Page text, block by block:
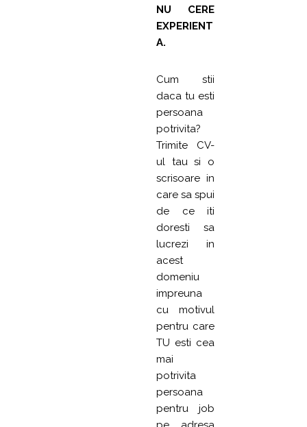
NU CERE
EXPERIENT
A.
Cum stii
daca tu esti
persoana
potrivita?
Trimite CV-
ul tau si o
scrisoare in
care sa spui
de ce iti
doresti sa
lucrezi in
acest
domeniu
impreuna
cu motivul
pentru care
TU esti cea
mai
potrivita
persoana
pentru job